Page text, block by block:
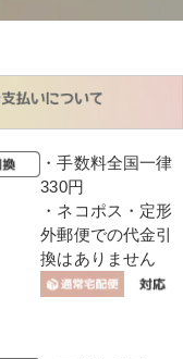
・手数料全国一律
330円
・ネコポス・定形
外郵便での代金引
換はありません